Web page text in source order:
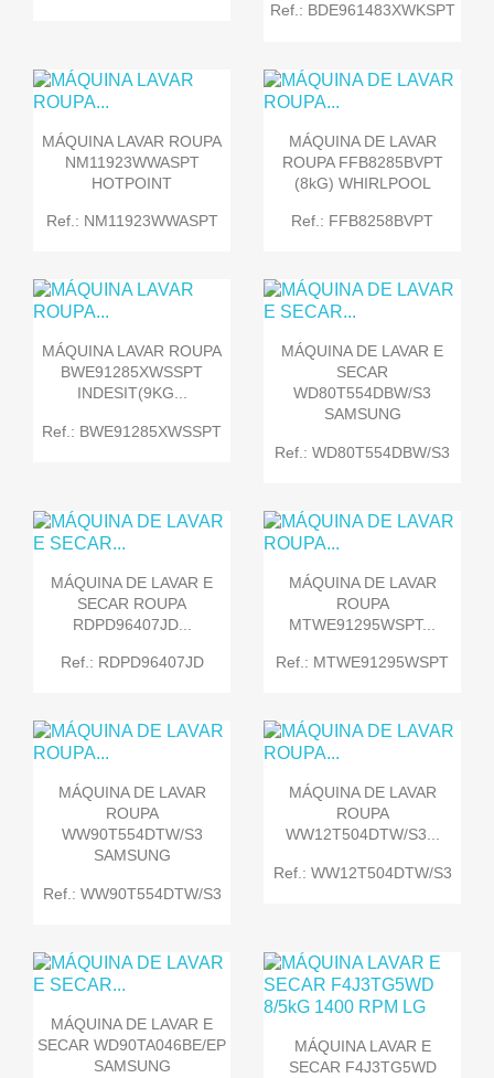
Ref.: BDE961483XWKSPT
MÁQUINA LAVAR ROUPA
NM11923WWASPT
HOTPOINT
Ref.: NM11923WWASPT
MÁQUINA DE LAVAR
ROUPA FFB8285BVPT
(8kG) WHIRLPOOL
Ref.: FFB8258BVPT
MÁQUINA LAVAR ROUPA
BWE91285XWSSPT
INDESIT(9KG...
Ref.: BWE91285XWSSPT
MÁQUINA DE LAVAR E
SECAR
WD80T554DBW/S3
SAMSUNG
Ref.: WD80T554DBW/S3
MÁQUINA DE LAVAR E
SECAR ROUPA
RDPD96407JD...
Ref.: RDPD96407JD
MÁQUINA DE LAVAR
ROUPA
MTWE91295WSPT...
Ref.: MTWE91295WSPT
MÁQUINA DE LAVAR
ROUPA
WW90T554DTW/S3
SAMSUNG
Ref.: WW90T554DTW/S3
MÁQUINA DE LAVAR
ROUPA
WW12T504DTW/S3...
Ref.: WW12T504DTW/S3
MÁQUINA DE LAVAR E
SECAR WD90TA046BE/EP
SAMSUNG
MÁQUINA LAVAR E
SECAR F4J3TG5WD